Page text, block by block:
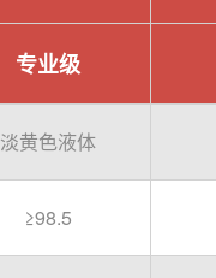
专业级
淡黄色液体
≥98.5